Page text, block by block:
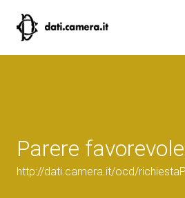
Parere
http://dati.camera.it/ocd/